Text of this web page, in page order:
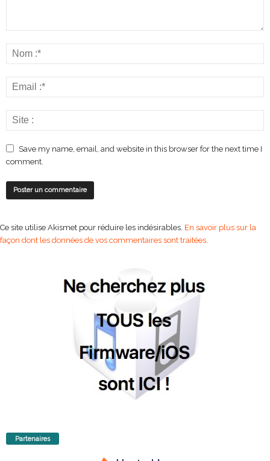
Save my name, email, and website in this browser for the next time I
comment.
Ce site utilise Akismet pour réduire les indésirables. En savoir plus sur la
façon dont les données de vos commentaires sont traitées.
Partenaires